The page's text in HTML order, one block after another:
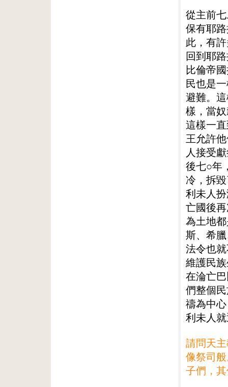
從主前
保有耶
此，有
回到耶
比倫帝
民也是
避難。
樣，當
這樣一
王允許
人接受
後七○年
冷，拆
利未人
亡國後
為土地
斯、希
法令也
維護民
在淪亡
們整個
禱為中
利未人
請問天
像祭司
子們，